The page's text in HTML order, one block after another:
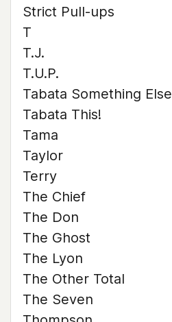
Strict Pull-ups
T
T.J.
T.U.P.
Tabata Something Else
Tabata This!
Tama
Taylor
Terry
The Chief
The Don
The Ghost
The Lyon
The Other Total
The Seven